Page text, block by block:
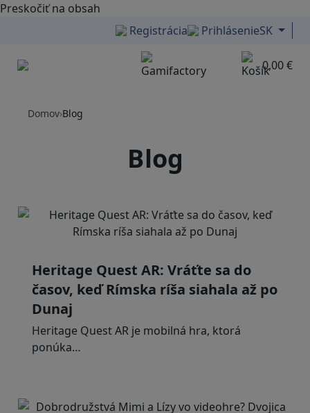
Preskočiť na obsah
Registrácia
PrihlásenieSK
0,00 €
Domov›Blog
Blog
Heritage Quest AR: Vráťte sa do
časov, keď Rímska ríša siahala až po
Dunaj
Heritage Quest AR je mobilná hra, ktorá
ponúka…